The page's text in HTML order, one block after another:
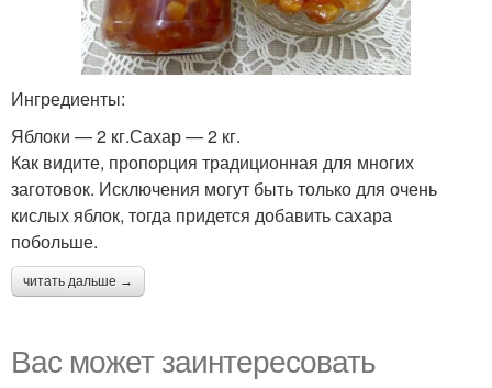
Ингредиенты:
Яблоки — 2 кг.Сахар — 2 кг.
Как видите, пропорция традиционная для многих
заготовок. Исключения могут быть только для очень
кислых яблок, тогда придется добавить сахара
побольше.
читать дальше →
Вас может заинтересовать